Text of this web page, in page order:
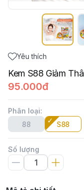
Yêu thích
Kem S88 Giảm
95.000đ
Phân loại:
88
S88
Số lượng